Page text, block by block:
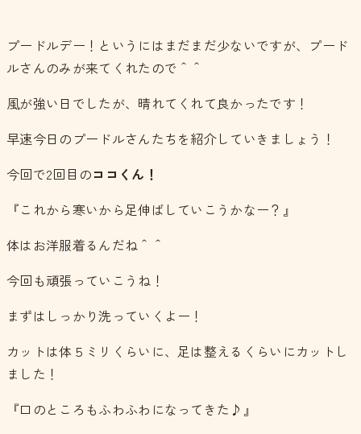
プードルデー！というにはまだまだ少ないですが、プード
ルさんのみが来てくれたので＾＾
風が強い日でしたが、晴れてくれて良かったです！
早速今日のプードルさんたちを紹介していきましょう！
今回で2回目のココくん！
『これから寒いから足伸ばしていこうかなー？』
体はお洋服着るんだね＾＾
今回も頑張っていこうね！
まずはしっかり洗っていくよー！
カットは体５ミリくらいに、足は整えるくらいにカットし
ました！
『口のところもふわふわになってきた♪』